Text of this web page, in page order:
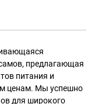
предлагающая
питания и
ценам. Мы успешно
для широкого